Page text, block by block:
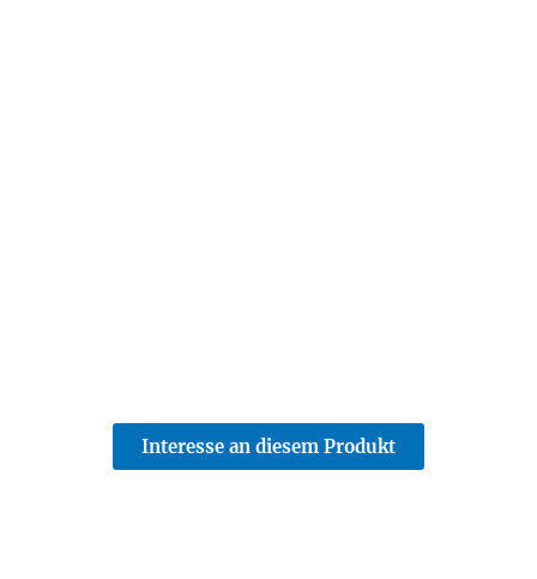
Interesse an diesem Produkt